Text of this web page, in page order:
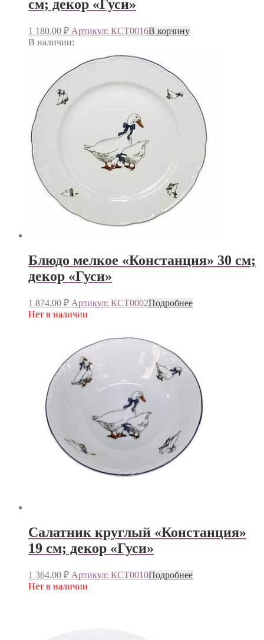
см; декор «Гуси»
1 180,00 ₽ Артикул: КСТ0016В корзину
В наличии:
Блюдо мелкое «Констанция» 30 см;
декор «Гуси»
1 874,00 ₽ Артикул: КСТ0002Подробнее
Нет в наличии
Салатник круглый «Констанция»
19 см; декор «Гуси»
1 364,00 ₽ Артикул: КСТ0010Подробнее
Нет в наличии